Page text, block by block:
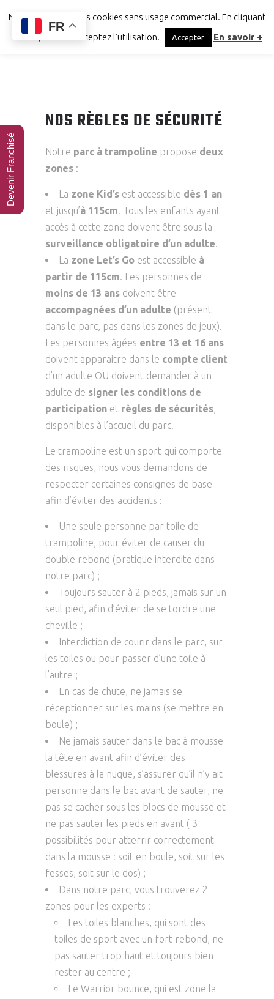
NOS RÈGLES DE SÉCURITÉ
Notre parc à trampoline propose deux
zones :
La zone Kid’s est accessible dès 1 an
et jusqu’à 115cm. Tous les enfants ayant
accès à cette zone doivent être sous la
surveillance obligatoire d’un adulte.
La zone Let’s Go est accessible à
partir de 115cm. Les personnes de
moins de 13 ans doivent être
accompagnées d’un adulte (présent
dans le parc, pas dans les zones de jeux).
Les personnes âgées entre 13 et 16 ans
doivent apparaitre dans le compte client
d’un adulte OU doivent demander à un
adulte de signer les conditions de
participation et règles de sécurités,
disponibles à l’accueil du parc.
Le trampoline est un sport qui comporte
des risques, nous vous demandons de
respecter certaines consignes de base
afin d’éviter des accidents :
Une seule personne par toile de
trampoline, pour éviter de causer du
double rebond (pratique interdite dans
notre parc) ;
Toujours sauter à 2 pieds, jamais sur un
seul pied, afin d’éviter de se tordre une
cheville ;
Interdiction de courir dans le parc, sur
les toiles ou pour passer d’une toile à
l’autre ;
En cas de chute, ne jamais se
réceptionner sur les mains (se mettre en
boule) ;
Ne jamais sauter dans le bac à mousse
la tête en avant afin d’éviter des
blessures à la nuque, s’assurer qu’il n’y ait
personne dans le bac avant de sauter, ne
pas se cacher sous les blocs de mousse et
ne pas sauter les pieds en avant ( 3
possibilités pour atterrir correctement
dans la mousse : soit en boule, soit sur les
fesses, soit sur le dos) ;
Dans notre parc, vous trouverez 2
zones pour les experts :
Les toiles blanches, qui sont des
toiles de sport avec un fort rebond, ne
pas sauter trop haut et toujours bien
rester au centre ;
Le Warrior bounce, qui est zone la
Notre site utilise des cookies sans usage commercial. En cliquant
sur OK, vous en acceptez l’utilisation.
Accepter En savoir +
FR
Devenir Franchisé